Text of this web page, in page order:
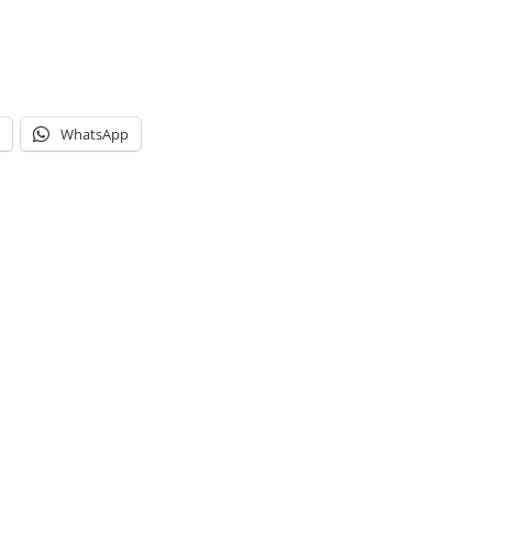
WhatsApp